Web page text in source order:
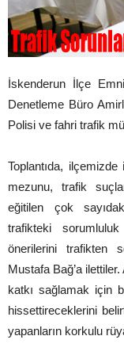
İskenderun İlçe
Denetleme Büro
Polisi ve fahri trafik
Toplantıda,
mezunu, trafik
eğitilen çok
trafikteki
önerilerini trafikten
Mustafa Bağ’a
katkı sağlamak için
hissettireceklerini
yapanların korkulu